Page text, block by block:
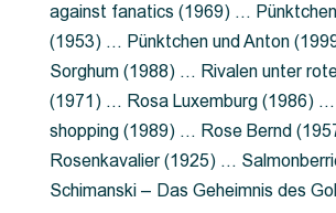
against fanatics (1969) …
(1953) … Pünktchen und Anton
Sorghum (1988) … Rivalen unter
(1971) … Rosa Luxemburg (1986) …
shopping (1989) … Rose Bernd
Rosenkavalier (1925) …
Schimanski – Das Geheimnis des